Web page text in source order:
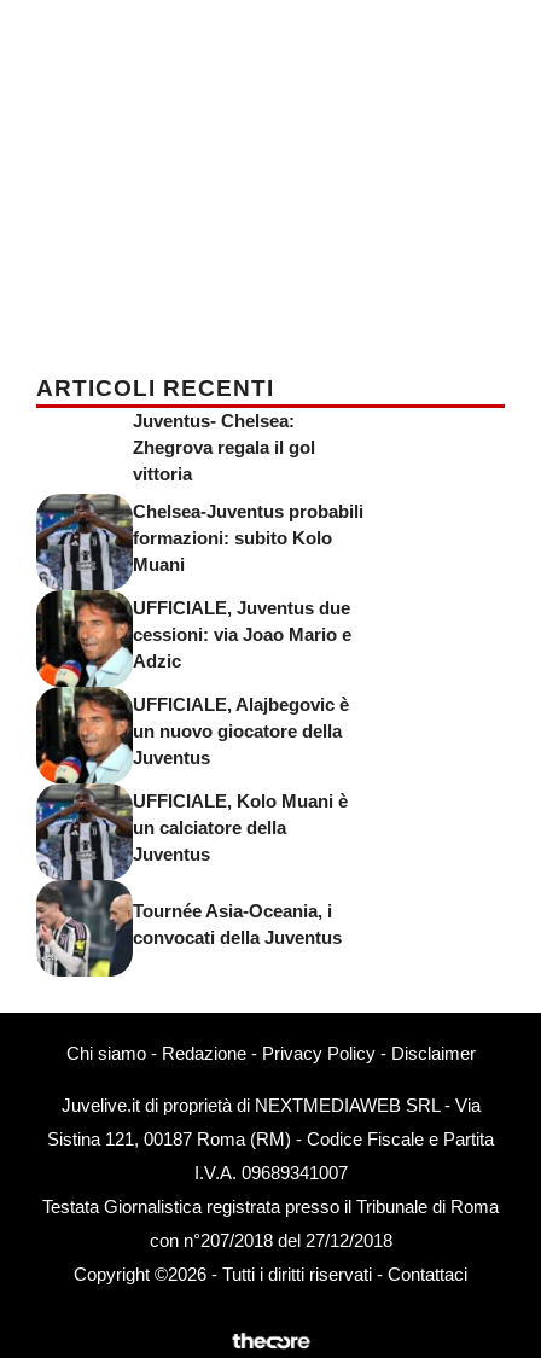
ARTICOLI RECENTI
Juventus- Chelsea:
Zhegrova regala il gol
vittoria
Chelsea-Juventus probabili
formazioni: subito Kolo
Muani
UFFICIALE, Juventus due
cessioni: via Joao Mario e
Adzic
UFFICIALE, Alajbegovic è
un nuovo giocatore della
Juventus
UFFICIALE, Kolo Muani è
un calciatore della
Juventus
Tournée Asia-Oceania, i
convocati della Juventus
Chi siamo- Redazione- Privacy Policy- Disclaimer
Juvelive.it di proprietà di NEXTMEDIAWEB SRL - Via
Sistina 121, 00187 Roma (RM) - Codice Fiscale e Partita
I.V.A. 09689341007
Testata Giornalistica registrata presso il Tribunale di Roma
con n°207/2018 del 27/12/2018
Copyright ©2026 - Tutti i diritti riservati - Contattaci